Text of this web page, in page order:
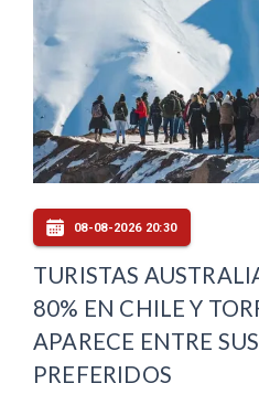
08-08-2026 20:30
TURISTAS
80% EN CHILE Y
APARECE ENTRE
PREFERIDOS